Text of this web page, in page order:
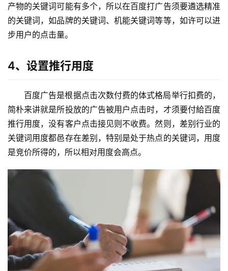
产物的关键词可能有多个，所以在百度打广告须要遴选精准
的关键词，如品牌的关键词、机能关键词等等，如许可以进
步用户的点击量。
4、设置推行用度
百度广告是根据点击次数付费的体式格局举行扣费的，
简朴来讲就是所投放的广告被用户点击时，才须要付給百度
推行用度，没有客户点击接见则不收费。然则，差别行业的
关键词用度都邑存在差别，特别是处于热点的关键词，用度
是竞价所得的，所以相对用度会高点。